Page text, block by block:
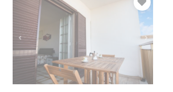
Previous Next